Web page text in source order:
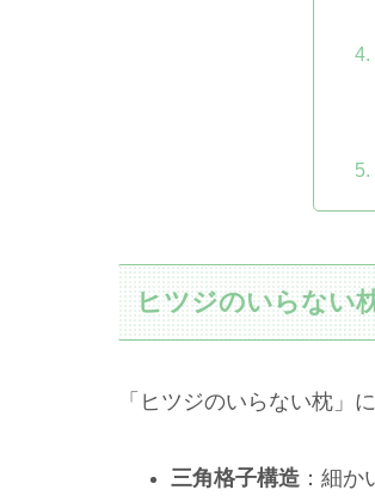
ヒツジのいらない
「ヒツジのいらない枕」
三角格子構造：細か